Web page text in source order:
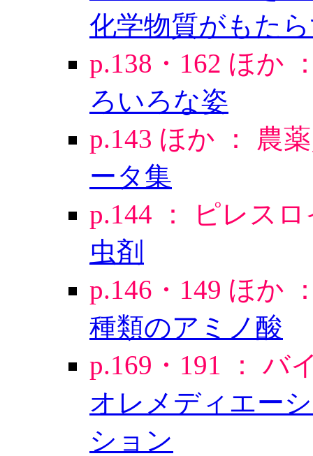
化学物質がもた
p.138・162 ほか
ろいろな姿
p.143 ほか ： 農
ータ集
p.144 ： ピレス
虫剤
p.146・149 ほか
種類のアミノ酸
p.169・191 ： バ
オレメディエー
ション